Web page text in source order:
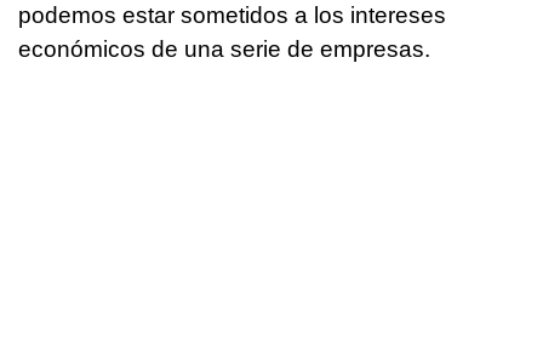
podemos estar sometidos a los intereses
económicos de una serie de empresas.